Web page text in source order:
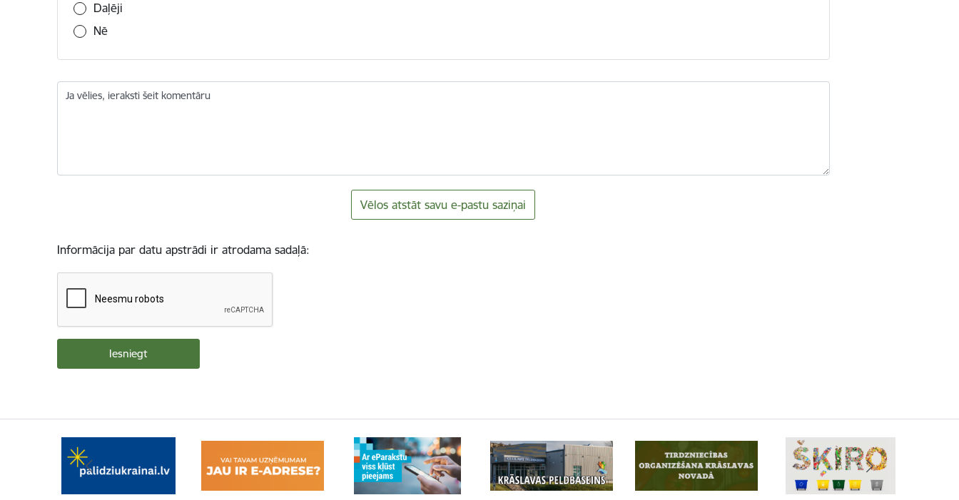
Daļēji
Nē
Ja vēlies, ieraksti šeit komentāru
Vēlos atstāt savu e-pastu saziņai
Informācija par datu apstrādi ir atrodama sadaļā: